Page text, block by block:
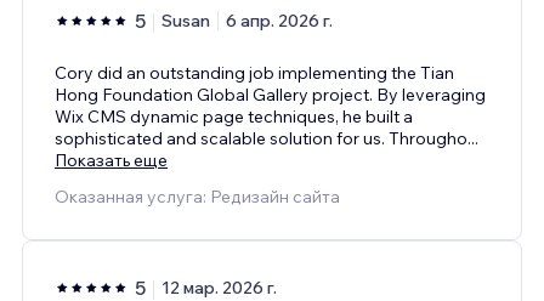
5 Susan 6 апр. 2026 г.
Cory did an outstanding job implementing the Tian
Hong Foundation Global Gallery project. By leveraging
Wix CMS dynamic page techniques, he built a
sophisticated and scalable solution for us. Througho...
Показать еще
Оказанная услуга: Редизайн сайта
5 12 мар. 2026 г.